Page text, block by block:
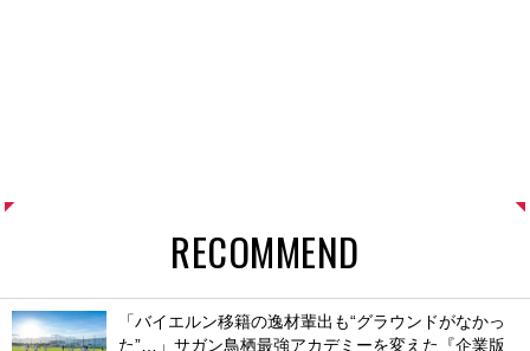
RECOMMEND
「バイエルン移籍の逸材輩出も“グラウンドがなかっ
た”…」サガン鳥栖最強アカデミーを変えた『企業版